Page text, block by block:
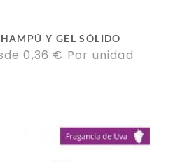
Y GEL SÓLIDO
0,36 € Por unidad